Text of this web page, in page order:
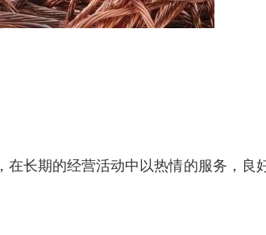
长期的经营活动中以热情的服务，